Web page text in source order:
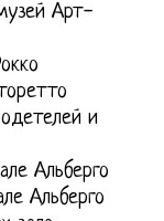
Арт-
и
Альберго
Альберго